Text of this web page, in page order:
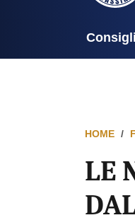
HOME
LE